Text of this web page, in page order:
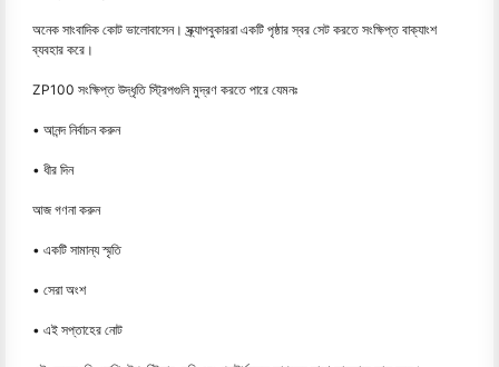
অনেক সাংবাদিক কোট ভালোবাসেন। স্ক্র্যাপবুকাররা একটি পৃষ্ঠার স্বর সেট করতে সংক্ষিপ্ত বাক্যাংশ
ব্যবহার করে।
ZP100 সংক্ষিপ্ত উদ্ধৃতি স্ট্রিপগুলি মুদ্রণ করতে পারে যেমনঃ
• আনন্দ নির্বাচন করুন
• ধীর দিন
আজ গণনা করুন
• একটি সামান্য স্মৃতি
• সেরা অংশ
• এই সপ্তাহের নোট